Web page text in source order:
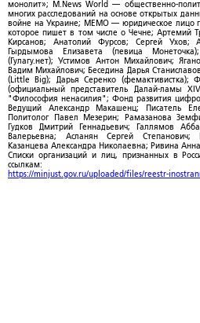
монолит»; M.News World — общественно-
многих расследований на основе открытых
войне на Украине; МЕМО — юридическое лицо
которое пишет в том числе о Чечне; Артемий
Кирсанов; Анатолий Фурсов; Сергей
Гырдымова Елизавета (певица
(Гулагу.нет); Устимов Антон Михайлович;
Вадим Михайлович; Беседина Дарья
(Little Big); Дарья Серенко (фемактивистка);
(официальный представитель Далай-ламы
"Философия ненасилия"; Фонд развития
Ведущий Александр Макашенц; Писатель
Политолог Павел Мезерин; Рамазанова
Гудков Дмитрий Геннадьевич; Галлямов
Валерьевна; Асланян Сергей Степанович;
Казанцева Александра Николаевна; Ривина
Списки организаций и лиц, признанных в
ссылкам:
https://minjust.gov.ru/uploaded/files/reestr-